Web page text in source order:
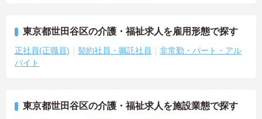
東京都世田谷区の介護・福祉求人を雇用形態で探す
正社員(正職員) 契約社員・嘱託社員
非常勤・パート・アル
バイト
東京都世田谷区の介護・福祉求人を施設業態で探す